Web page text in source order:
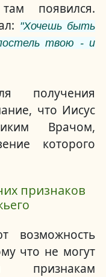
появился.
"Хочешь быть
твою - и
получения
что Иисус
Врачом,
которого
признаков
возможность
что не могут
признакам